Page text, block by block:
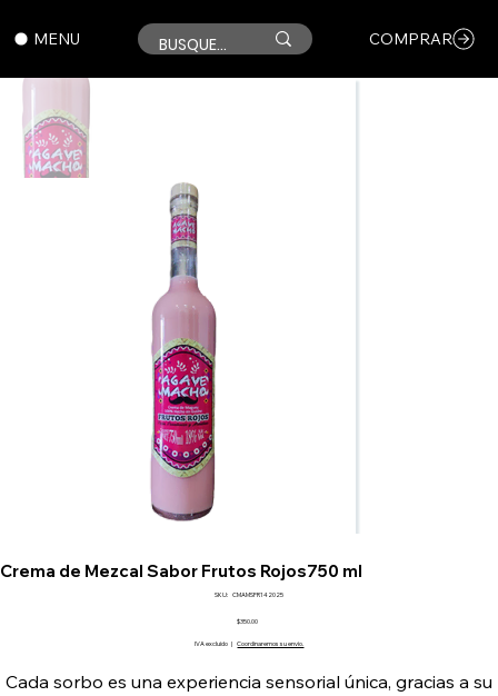
MENU COMPRAR
Crema de Mezcal Sabor Frutos Rojos750 ml
SKU: SKU
CMAMSFR142025
Precio
$350.00
IVA excluido | Coordinaremos su envio.
Cada sorbo es una experiencia sensorial única, gracias a su